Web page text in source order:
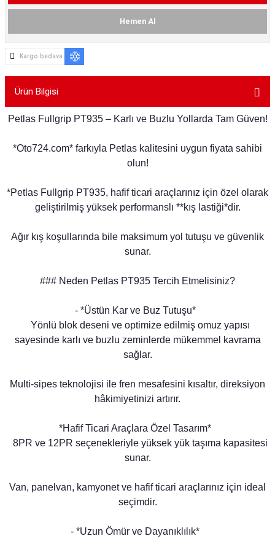
Çelik Jantlar
Jant
Hemen Al
Kargo bedava
Ürün Bilgisi
Petlas Fullgrip PT935 – Karlı ve Buzlu Yollarda Tam Güven!
*Oto724.com* farkıyla Petlas kalitesini uygun fiyata sahibi
olun!
*Petlas Fullgrip PT935, hafif ticari araçlarınız için özel olarak
geliştirilmiş yüksek performanslı **kış lastiği*dir.
Ağır kış koşullarında bile maksimum yol tutuşu ve güvenlik
sunar.
### Neden Petlas PT935 Tercih Etmelisiniz?
- *Üstün Kar ve Buz Tutuşu*
Yönlü blok deseni ve optimize edilmiş omuz yapısı
sayesinde karlı ve buzlu zeminlerde mükemmel kavrama
sağlar.
Multi-sipes teknolojisi ile fren mesafesini kısaltır, direksiyon
hâkimiyetinizi artırır.
*Hafif Ticari Araçlara Özel Tasarım*
8PR ve 12PR seçenekleriyle yüksek yük taşıma kapasitesi
sunar.
Van, panelvan, kamyonet ve hafif ticari araçlarınız için ideal
seçimdir.
- *Uzun Ömür ve Dayanıklılık*